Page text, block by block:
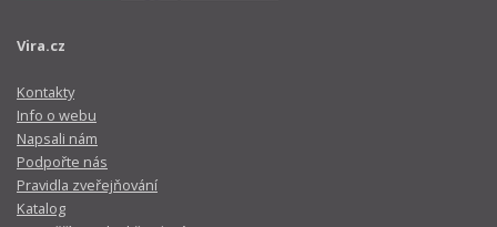
Vira.cz
Kontakty
Info o webu
Napsali nám
Podpořte nás
Pravidla zveřejňování
Katalog